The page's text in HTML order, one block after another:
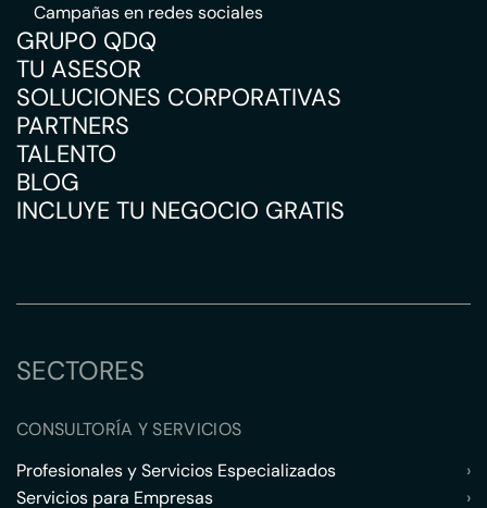
Campañas en redes sociales
GRUPO QDQ
TU ASESOR
SOLUCIONES CORPORATIVAS
PARTNERS
TALENTO
BLOG
INCLUYE TU NEGOCIO GRATIS
SECTORES
CONSULTORÍA Y SERVICIOS
Profesionales y Servicios Especializados
›
Servicios para Empresas
›